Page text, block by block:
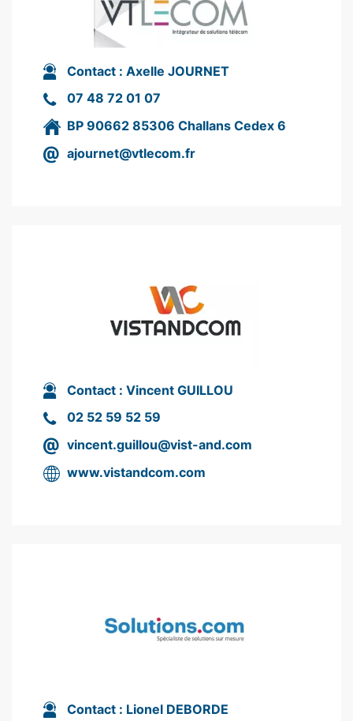
Contact : Axelle JOURNET
07 48 72 01 07
BP 90662 85306 Challans Cedex 6
ajournet@vtlecom.fr
Contact : Vincent GUILLOU
02 52 59 52 59
vincent.guillou@vist-and.com
www.vistandcom.com
Contact : Lionel DEBORDE